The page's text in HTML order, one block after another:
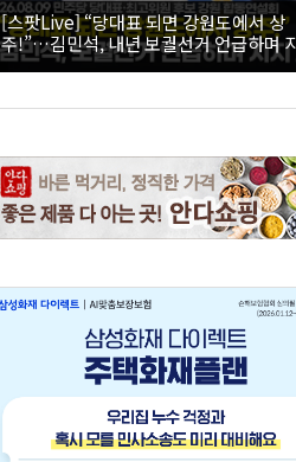
[스팟Live] “당대표 되면 강원도에서 상
주!”…김민석, 내년 보궐선거 언급하며
호소 | 26.08.09 더불어민주당 당대표·최